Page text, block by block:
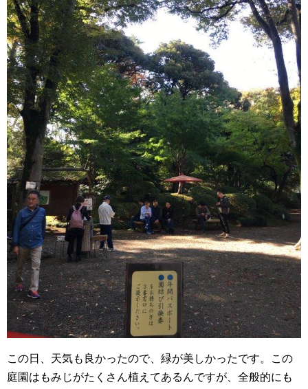
この日、天気も良かったので、緑が美しかったです。この
庭園はもみじがたくさん植えてあるんですが、全般的にも